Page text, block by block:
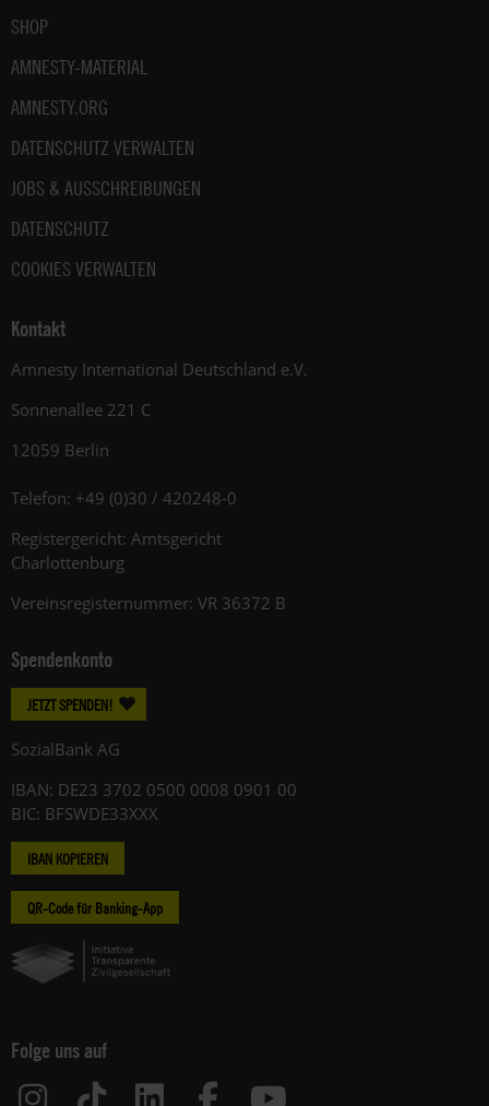
SHOP
AMNESTY-MATERIAL
AMNESTY.ORG
DATENSCHUTZ VERWALTEN
JOBS & AUSSCHREIBUNGEN
DATENSCHUTZ
COOKIES VERWALTEN
Kontakt
Amnesty International Deutschland e.V.
Sonnenallee 221 C
12059 Berlin
Telefon: +49 (0)30 / 420248-0
Registergericht: Amtsgericht
Charlottenburg
Vereinsregisternummer: VR 36372 B
Spendenkonto
JETZT SPENDEN!
SozialBank AG
IBAN: DE23 3702 0500 0008 0901 00
BIC: BFSWDE33XXX
IBAN KOPIEREN
QR-Code für Banking-App
Folge uns auf